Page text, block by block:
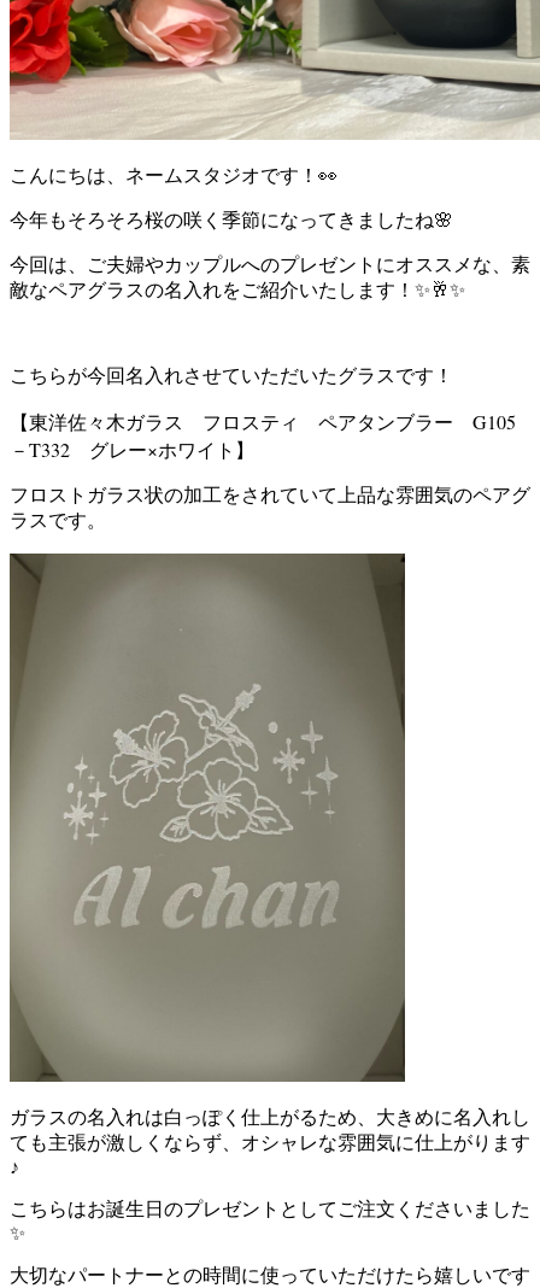
こんにちは、ネームスタジオです！👀
今年もそろそろ桜の咲く季節になってきましたね🌸
今回は、ご夫婦やカップルへのプレゼントにオススメな、素
敵なペアグラスの名入れをご紹介いたします！✨🥂✨
こちらが今回名入れさせていただいたグラスです！
【東洋佐々木ガラス フロスティ ペアタンブラー G105
－T332 グレー×ホワイト 】
フロストガラス状の加工をされていて上品な雰囲気のペアグ
ラスです。
ガラスの名入れは白っぽく仕上がるため、大きめに名入れし
ても主張が激しくならず、オシャレな雰囲気に仕上がります
♪
こちらはお誕生日のプレゼントとしてご注文くださいました
✨
大切なパートナーとの時間に使っていただけたら嬉しいです